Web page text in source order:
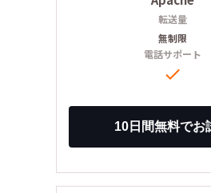
転送量
無制限
電話サポート
